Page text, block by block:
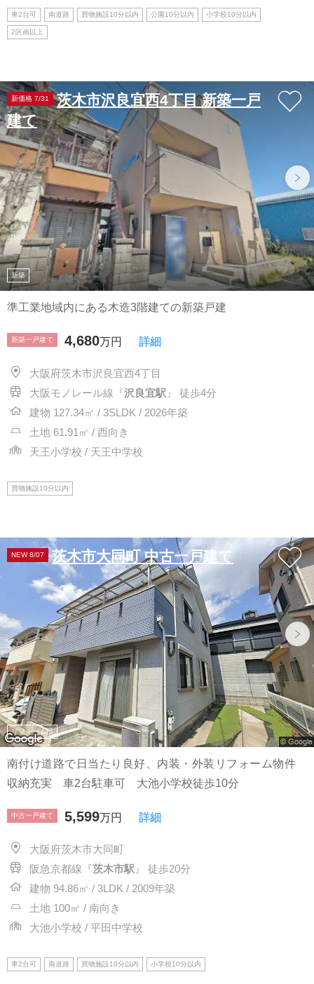
車2台可 南道路 買物施設10分以内 公園10分以内 小学校10分以内
2区画以上
新価格 7/31
茨木市沢良宜西4丁目 新築一戸
建て
新築
準工業地域内にある木造3階建ての新築戸建
新築一戸建て 4,680万円 詳細
大阪府茨木市沢良宜西4丁目
大阪モノレール線『沢良宜駅 』 徒歩4分
建物 127.34㎡ / 3SLDK / 2026年築
土地 61.91㎡ / 西向き
天王小学校 / 天王中学校
買物施設10分以内
NEW 8/07 茨木市大同町 中古一戸建て
リフォーム済
南付け道路で日当たり良好、内装・外装リフォーム物件
収納充実 車2台駐車可 大池小学校徒歩10分
中古一戸建て 5,599万円 詳細
大阪府茨木市大同町
阪急京都線『茨木市駅 』 徒歩20分
建物 94.86㎡ / 3LDK / 2009年築
土地 100㎡ / 南向き
大池小学校 / 平田中学校
車2台可 南道路 買物施設10分以内 小学校10分以内